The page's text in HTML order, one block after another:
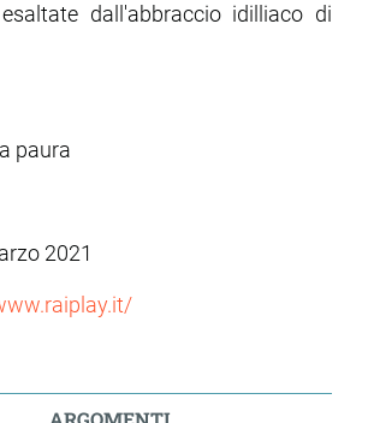
dall'abbraccio idilliaco di
paura
2021